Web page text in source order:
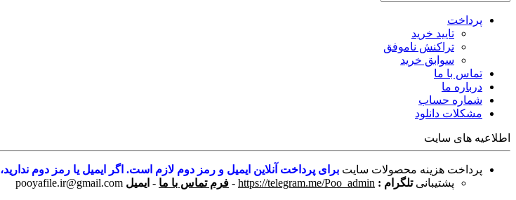
پرداخت
تایید خرید
تراکنش ناموفق
سوابق خرید
تماس با ما
درباره ما
شماره حساب
مشکلات دانلود
اطلاعیه های سایت
پرداخت هزینه محصولات سایت برای پرداخت آنلاین ایمیل و رمز دوم لازم است. اگر ایمیل یا رمز دوم ندارید،
پشتیبانی تلگرام : https://telegram.me/Poo_admin
- فرم تماس با ما - ایمیل pooyafile.ir@gmail.com